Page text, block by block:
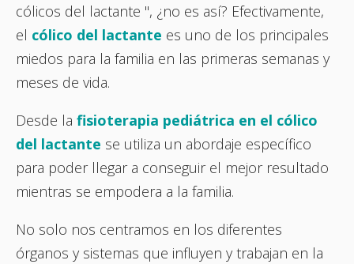
cólicos del lactante ", ¿no es así? Efectivamente,
el cólico del lactante es uno de los principales
miedos para la familia en las primeras semanas y
meses de vida.
Desde la fisioterapia pediátrica en el cólico
del lactante se utiliza un abordaje específico
para poder llegar a conseguir el mejor resultado
mientras se empodera a la familia.
No solo nos centramos en los diferentes
órganos y sistemas que influyen y trabajan en la